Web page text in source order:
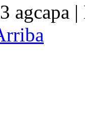
agcapa